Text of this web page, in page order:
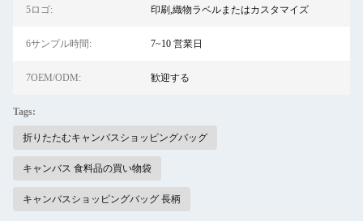
5ロゴ: 印刷,織物ラベルまたはカスタマイズ
6サンプル時間: 7~10 営業日
7OEM/ODM: 歓迎する
Tags:
折りたたむキャンバスショッピングバッグ
キャンバス 食料品の買い物袋
キャンバスショッピングバッグ 長柄